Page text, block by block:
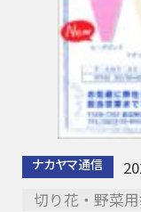
ナカヤマ通信
切り花・野菜